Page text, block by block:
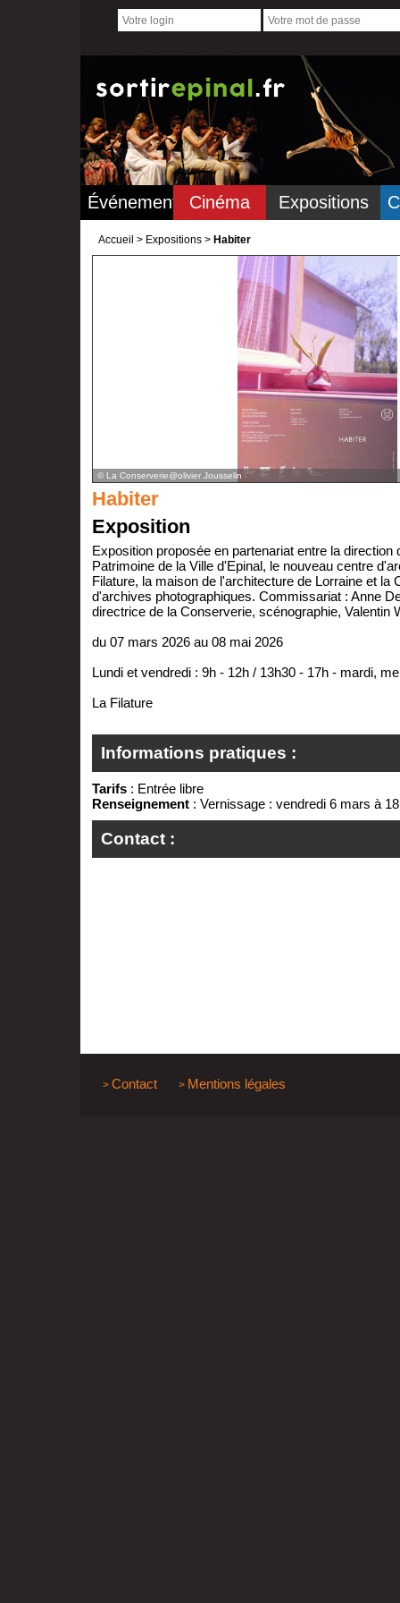
Événements Cinéma Expositions
Accueil > Expositions > Habiter
© La Conserverie@olivier Jousselin
Habiter
Exposition
Exposition proposée en partenariat entre la direction
Patrimoine de la Ville d'Epinal, le nouveau centre
Filature, la maison de l'architecture de Lorraine et la
d'archives photographiques. Commissariat : Anne
directrice de la Conserverie, scénographie, Valentin
du 07 mars 2026 au 08 mai 2026
Lundi et vendredi : 9h - 12h / 13h30 - 17h - mardi,
La Filature
Informations pratiques :
Tarifs: Entrée libre
Renseignement : Vernissage : vendredi 6 mars à
Contact :
> Contact > Mentions légales